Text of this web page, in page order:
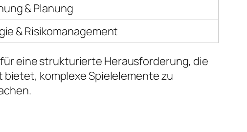
& Planung
& Risikomanagement
eine strukturierte Herausforderung, die
komplexe Spielelemente zu